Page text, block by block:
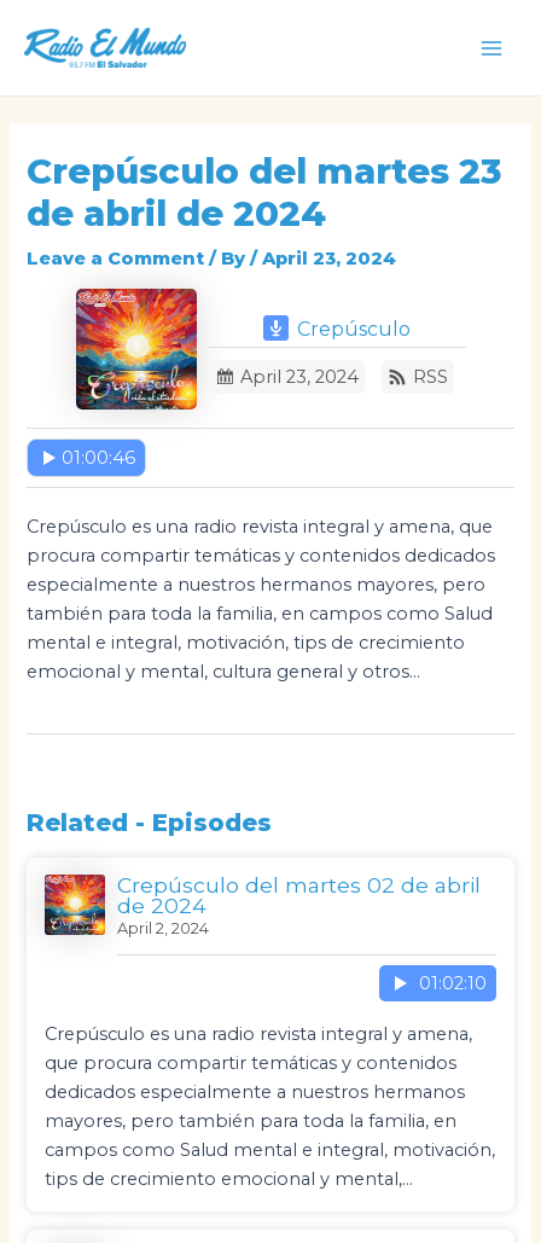
content
Crepúsculo del martes 23
de abril de 2024
Leave a Comment / By/April 23, 2024
Crepúsculo
April 23, 2024 RSS
01:00:46
Crepúsculo es una radio revista integral y amena, que
procura compartir temáticas y contenidos dedicados
especialmente a nuestros hermanos mayores, pero
también para toda la familia, en campos como Salud
mental e integral, motivación, tips de crecimiento
emocional y mental, cultura general y otros...
Related - Episodes
Crepúsculo del martes 02 de abril
de 2024
April 2, 2024
01:02:10
Crepúsculo es una radio revista integral y amena,
que procura compartir temáticas y contenidos
dedicados especialmente a nuestros hermanos
mayores, pero también para toda la familia, en
campos como Salud mental e integral, motivación,
tips de crecimiento emocional y mental,…